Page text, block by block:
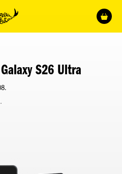
S26 Ultra